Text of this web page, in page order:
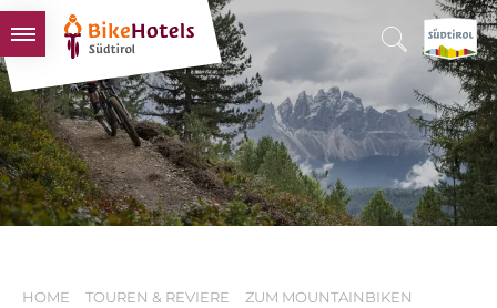
BIKEHOTELS
HOTELS & PAKETE
TOUREN & REVIERE
SÜDTIROL & WIR
HOME TOUREN & REVIERE
ZUM MOUNTAINBIKEN